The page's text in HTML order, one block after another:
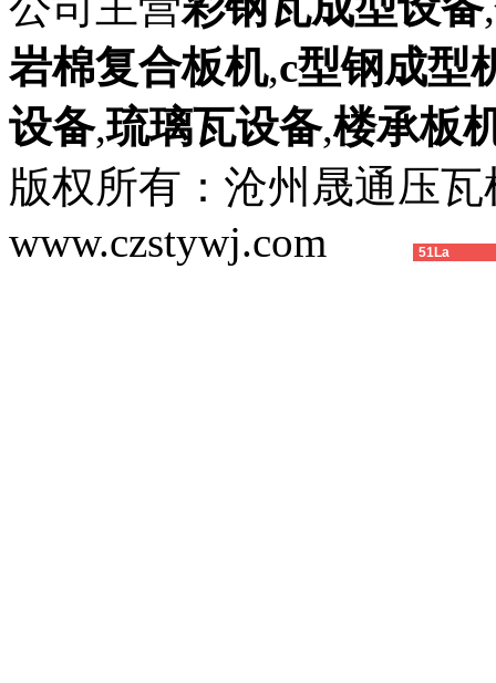
岩棉复合板机,c型钢成型
设备,琉璃瓦设备,楼承板
版权所有：沧州晟通压
www.czstywj.com
51La